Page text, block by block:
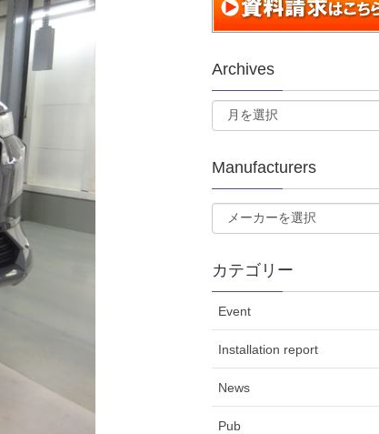
Archives
Manufacturers
カテゴリー
Event
Installation report
News
Pub